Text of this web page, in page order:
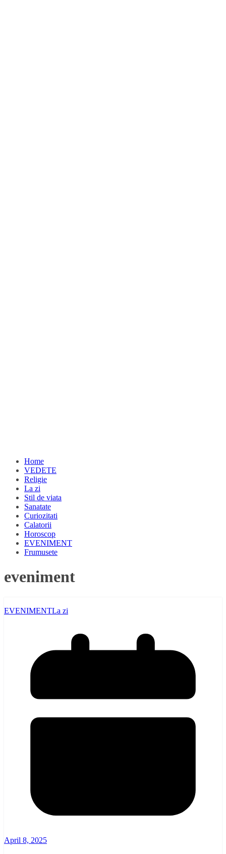
Home
VEDETE
Religie
La zi
Stil de viata
Sanatate
Curiozitati
Calatorii
Horoscop
EVENIMENT
Frumusete
eveniment
EVENIMENTLa zi
April 8, 2025